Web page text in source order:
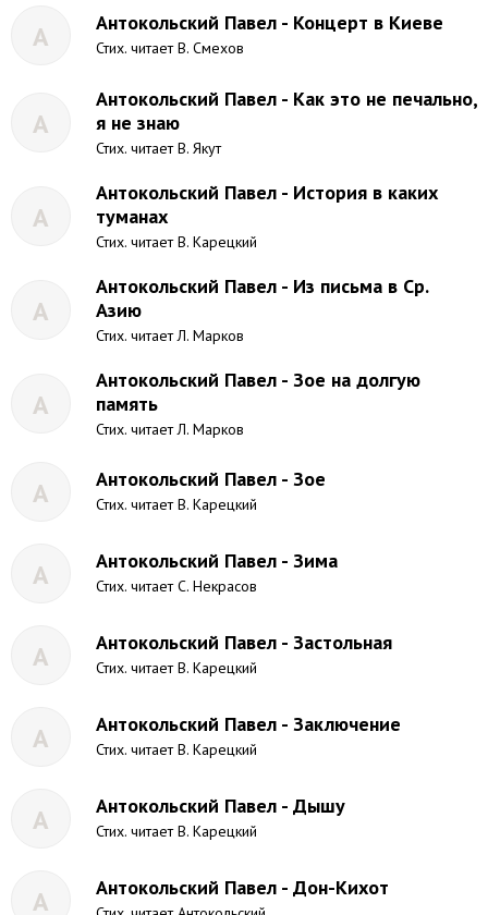
А Антокольский Павел - Концерт в Киеве
Стих. читает В. Смехов
А
Антокольский Павел - Как это не печально,
я не знаю
Стих. читает В. Якут
А
Антокольский Павел - История в каких
туманах
Стих. читает В. Карецкий
А
Антокольский Павел - Из письма в Ср.
Азию
Стих. читает Л. Марков
А
Антокольский Павел - Зое на долгую
память
Стих. читает Л. Марков
А Антокольский Павел - Зое
Стих. читает В. Карецкий
А Антокольский Павел - Зима
Стих. читает С. Некрасов
А Антокольский Павел - Застольная
Стих. читает В. Карецкий
А Антокольский Павел - Заключение
Стих. читает В. Карецкий
А Антокольский Павел - Дышу
Стих. читает В. Карецкий
А Антокольский Павел - Дон-Кихот